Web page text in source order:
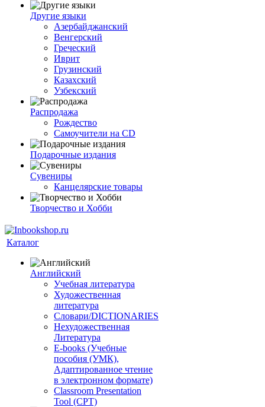
Другие языки
Азербайджанский
Венгерский
Греческий
Иврит
Грузинский
Казахский
Узбекский
Распродажа
Рождество
Самоучители на CD
Подарочные издания
Сувениры
Канцелярские товары
Творчество и Хобби
Каталог
Английский
Учебная литература
Художественная
литература
Словари/DICTIONARIES
Нехудожественная
Литература
E-books (Учебные
пособия (УМК),
Адаптированное чтение
в электронном формате)
Classroom Presentation
Tool (CPT)